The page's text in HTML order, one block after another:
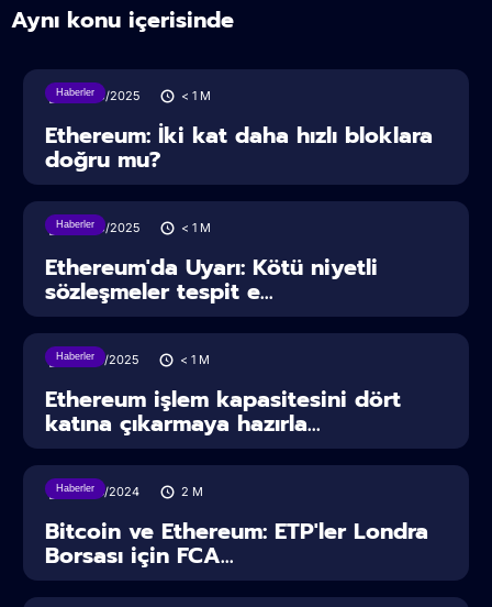
Aynı konu içerisinde
Haberler
24/06/2025 < 1 M
Ethereum: İki kat daha hızlı bloklara
doğru mu?
Haberler
02/06/2025 < 1 M
Ethereum'da Uyarı: Kötü niyetli
sözleşmeler tespit e...
Haberler
25/04/2025 < 1 M
Ethereum işlem kapasitesini dört
katına çıkarmaya hazırla...
Haberler
23/05/2024 2 M
Bitcoin ve Ethereum: ETP'ler Londra
Borsası için FCA...